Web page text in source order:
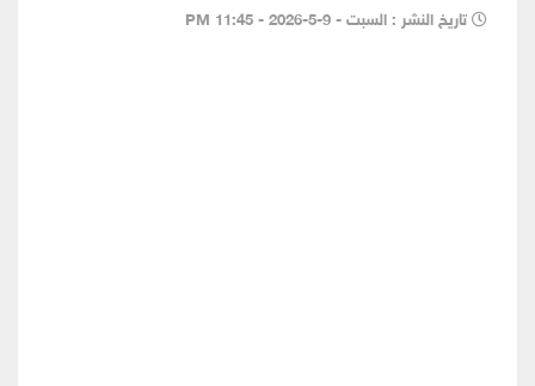
تاريخ النشر : السبت - 9-5-2026 - 11:45 PM